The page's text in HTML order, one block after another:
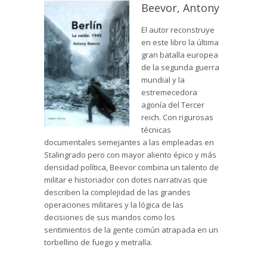
Beevor, Antony
El autor reconstruye
en este libro la última
gran batalla europea
de la segunda guerra
mundial y la
estremecedora
agonía del Tercer
reich. Con rigurosas
técnicas
documentales semejantes a las empleadas en
Stalingrado pero con mayor aliento épico y más
densidad política, Beevor combina un talento de
militar e historiador con dotes narrativas que
describen la complejidad de las grandes
operaciones militares y la lógica de las
decisiones de sus mandos como los
sentimientos de la gente común atrapada en un
torbellino de fuego y metralla.